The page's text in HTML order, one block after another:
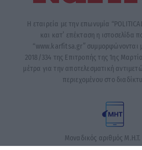
Η εταιρεία με την επωνυμία
και κατ’ επέκταση η ιστοσελίδα
“www.karfitsa.gr” συμμορφώνονται
2018/334 της Επιτροπής της 1ης
μέτρα για την αποτελεσματική
περιεχομένου στο
Μοναδικός αριθμός Μ.Η.Τ.